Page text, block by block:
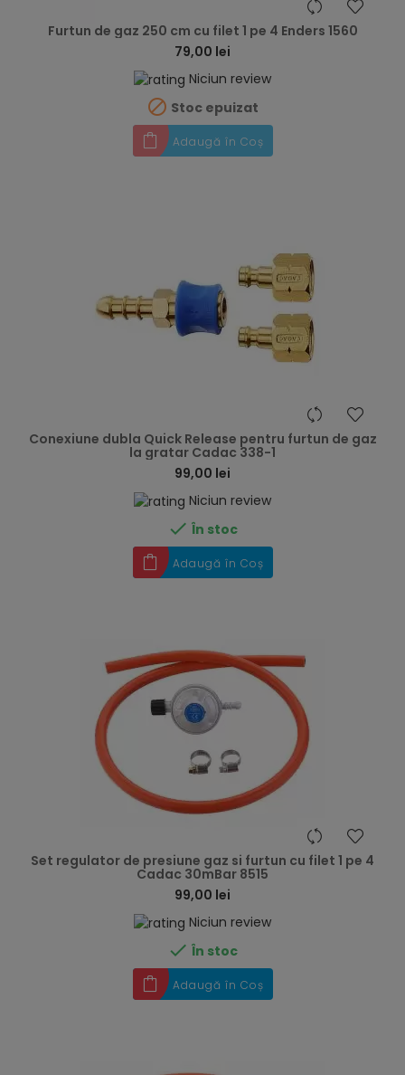
Furtun de gaz 250 cm cu filet 1 pe 4 Enders 1560
79,00 lei
Niciun review
 Stoc epuizat
Adaugă în Coș
Conexiune dubla Quick Release pentru furtun de gaz
la gratar Cadac 338-1
99,00 lei
Niciun review
 În stoc
Adaugă în Coș
Set regulator de presiune gaz si furtun cu filet 1 pe 4
Cadac 30mBar 8515
99,00 lei
Niciun review
 În stoc
Adaugă în Coș